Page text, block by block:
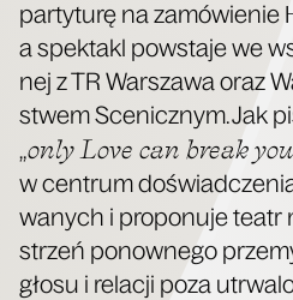
par­ty­tu­rę na zamó­wie­nie
a spek­takl powsta­je we
nej z TR War­sza­wa oraz
stwem Sce­nicz­nym. Jak
„only Love can bre­ak
w cen­trum
wa­nych i pro­po­nu­je teatr
strzeń ponow­ne­go
gło­su i rela­cji poza